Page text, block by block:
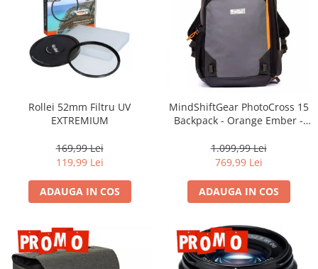
Camere Video Cinematice
Camere video de actiune
Accesorii camere video de actiune
Accesorii drone
Acumulatori camere video
Lampi video
Stabilizatoare (Gimbal) / Steady
Huse Protectie / Ploaie camere
Camere Video Cinematice
Drone
Rollei 52mm Filtru UV
EXTREMIUM
169,99 Lei
119,99 Lei
ADAUGA IN COS
MindShiftGear PhotoCross 15
Backpack - Orange Ember -
1.099,99 Lei
769,99 Lei
ADAUGA IN COS